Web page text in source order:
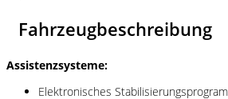
Fahrzeugbeschreibung
Assistenzsysteme:
Elektronisches